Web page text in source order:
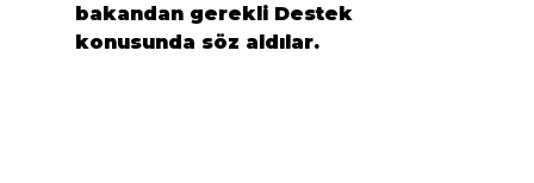
bakandan gerekli Destek
konusunda söz aldılar.